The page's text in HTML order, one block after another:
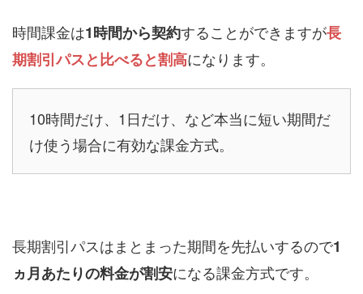
時間課金は1時間から契約することができますが長
期割引パスと比べると割高になります。
10時間だけ、1日だけ、など本当に短い期間だ
け使う場合に有効な課金方式。
長期割引パスはまとまった期間を先払いするので1
ヵ月あたりの料金が割安になる課金方式です。